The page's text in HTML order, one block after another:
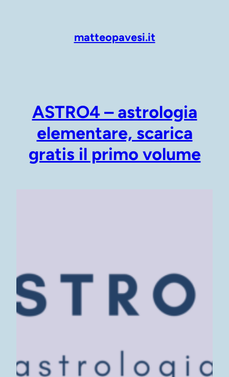
matteopavesi.it
ASTRO4 – astrologia
elementare, scarica
gratis il primo volume